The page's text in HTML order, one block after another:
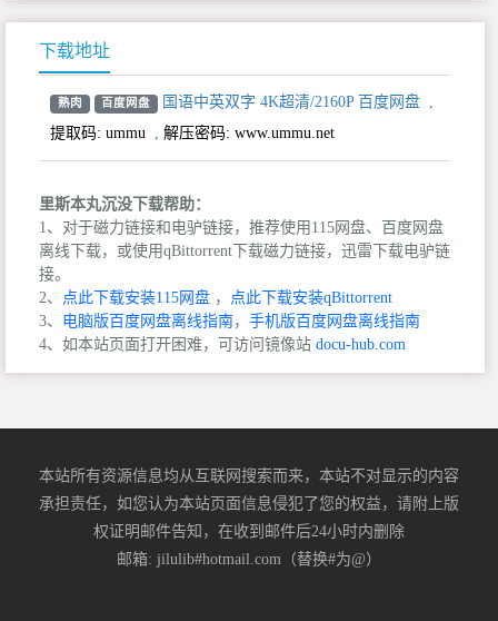
下载地址
熟肉 百度网盘 国语中英双字 4K超清/2160P 百度网盘 ,
提取码: ummu , 解压密码: www.ummu.net
里斯本丸沉没下载帮助：
1、对于磁力链接和电驴链接，推荐使用115网盘、百度网盘
离线下载，或使用qBittorrent下载磁力链接，迅雷下载电驴链
接。
2、 点此下载安装115网盘 ， 点此下载安装qBittorrent
3、 电脑版百度网盘离线指南， 手机版百度网盘离线指南
4、如本站页面打开困难，可访问镜像站 docu-hub.com
本站所有资源信息均从互联网搜索而来，本站不对显示的内容
承担责任，如您认为本站页面信息侵犯了您的权益，请附上版
权证明邮件告知，在收到邮件后24小时内删除
邮箱: jilulib#hotmail.com（替换#为@）